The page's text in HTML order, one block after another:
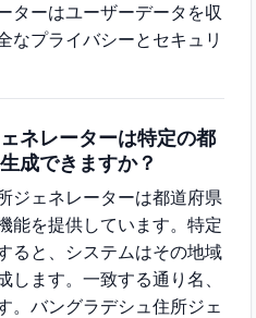
ターはユーザーデータを収
なプライバシーとセキュリ
ネレーターは特定の都
成できますか？
ジェネレーターは都道府県
能を提供しています。特定
ると、システムはその地域
ます。一致する通り名、
。バングラデシュ住所ジェ